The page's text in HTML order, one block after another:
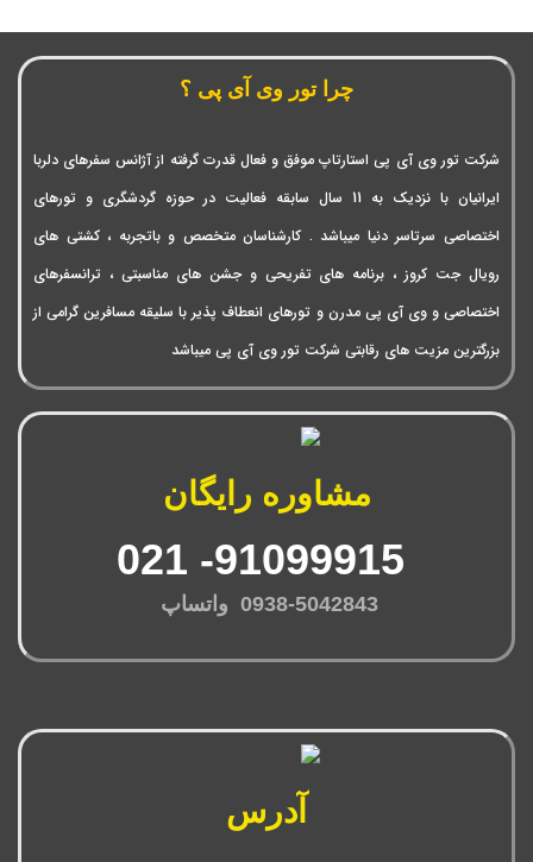
چرا تور وی آی پی ؟
شرکت تور وی آی پی استارتاپ موفق و فعال قدرت گرفته از آژانس سفرهای دلربا
ایرانیان با نزدیک به 11 سال سابقه فعالیت در حوزه گردشگری و تورهای
اختصاصی سرتاسر دنیا میباشد . کارشناسان متخصص و باتجربه ، کشتی های
رویال جت کروز ، برنامه های تفریحی و جشن های مناسبتی ، ترانسفرهای
اختصاصی و وی آی پی مدرن و تورهای انعطاف پذیر با سلیقه مسافرین گرامی از
بزرگترین مزیت های رقابتی شرکت تور وی آی پی میباشد
مشاوره رایگان
0938-5042843 واتساپ
آدرس